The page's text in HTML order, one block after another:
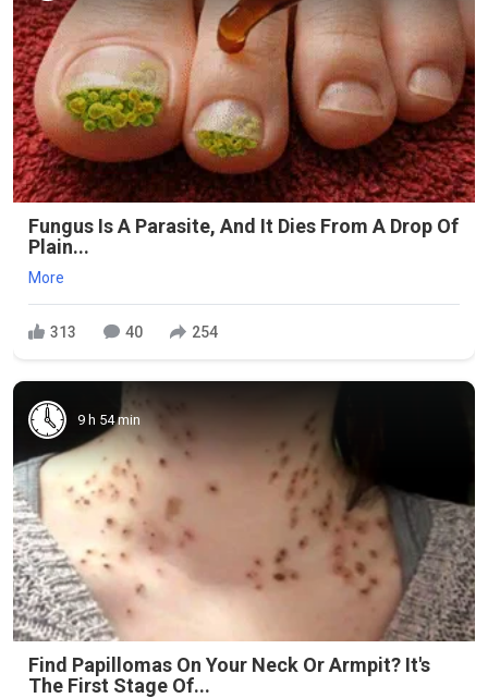
Fungus Is A Parasite, And It Dies From A Drop Of
Plain...
More
313 40 254
9 h 54 min
Find Papillomas On Your Neck Or Armpit? It's
The First Stage Of...